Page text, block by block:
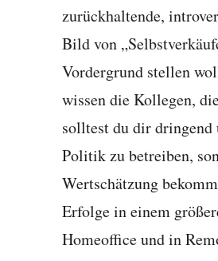
zurückhaltende,
Bild von
Vordergrund stellen
wissen die Kollegen,
solltest du dir
Politik zu betreiben,
Wertschätzung
Erfolge in einem
Homeoffice und in